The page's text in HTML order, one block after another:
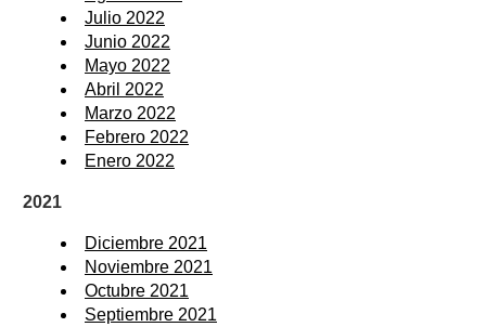
Julio 2022
Junio 2022
Mayo 2022
Abril 2022
Marzo 2022
Febrero 2022
Enero 2022
2021
Diciembre 2021
Noviembre 2021
Octubre 2021
Septiembre 2021